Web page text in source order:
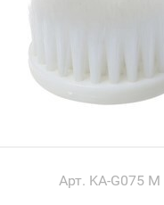
Арт. KA-G075 М